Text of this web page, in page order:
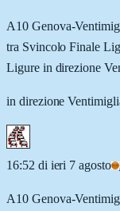
A10 Genova-
tra Svincolo Finale
Ligure in direzione
in direzione
16:52 di ieri 7 agosto
A10 Genova-